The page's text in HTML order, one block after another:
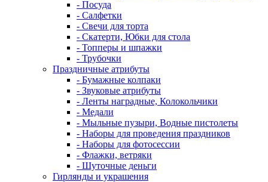
- Посуда
- Салфетки
- Свечи для торта
- Скатерти, Юбки для стола
- Топперы и шпажки
- Трубочки
Праздничные атрибуты
- Бумажные колпаки
- Звуковые атрибуты
- Ленты наградные, Колокольчики
- Медали
- Мыльные пузыри, Водные пистолеты
- Наборы для проведения праздников
- Наборы для фотосессии
- Флажки, ветряки
- Шуточные деньги
Гирлянды и украшения